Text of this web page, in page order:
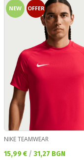
NEW OFFER
NIKE TEAMWEAR
Текуща цена:
15,99 € / 31,27 BGN